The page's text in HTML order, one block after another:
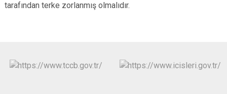
tarafından terke zorlanmış olmalıdır.